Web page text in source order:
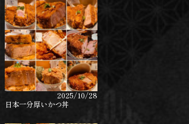
2025/10/28
日本一分厚いかつ丼